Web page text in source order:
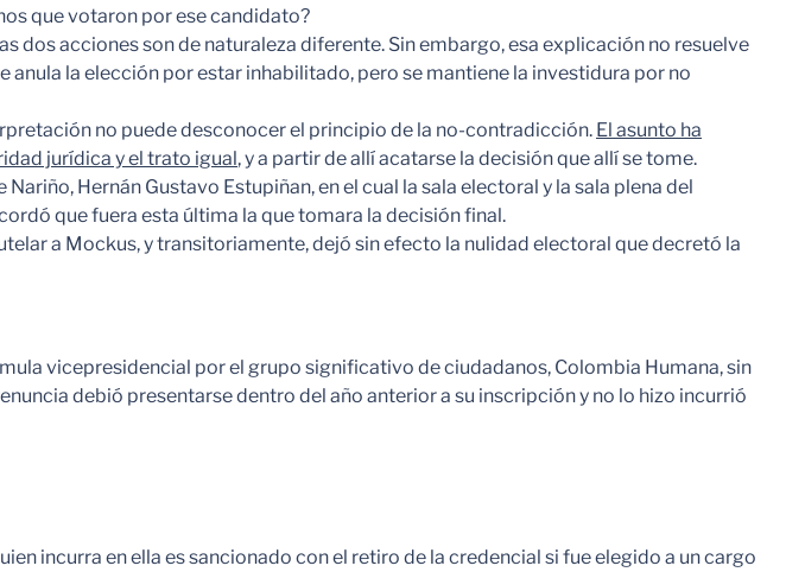
que votaron por ese candidato?
acciones son de naturaleza diferente. Sin embargo, esa explicación no resuelve
anula la elección por estar inhabilitado, pero se mantiene la investidura por no
no puede desconocer el principio de la no-contradicción. El asunto ha
jurídica y el trato igual, y a partir de allí acatarse la decisión que allí se tome.
Hernán Gustavo Estupiñan, en el cual la sala electoral y la sala plena del
que fuera esta última la que tomara la decisión final.
a Mockus, y transitoriamente, dejó sin efecto la nulidad electoral que decretó la
vicepresidencial por el grupo significativo de ciudadanos, Colombia Humana, sin
debió presentarse dentro del año anterior a su inscripción y no lo hizo incurrió
incurra en ella es sancionado con el retiro de la credencial si fue elegido a un cargo